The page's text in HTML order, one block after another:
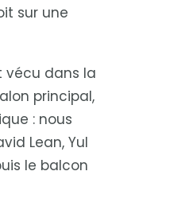
sur une
vécu dans la
principal,
: nous
Lean, Yul
le balcon